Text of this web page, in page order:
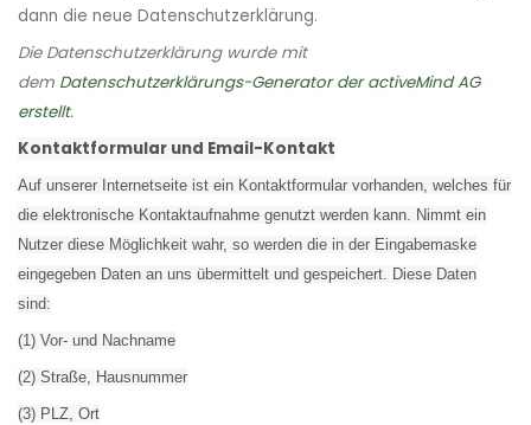
dann die neue Datenschutzerklärung.
Die Datenschutzerklärung wurde mit
dem Datenschutzerklärungs-Generator der activeMind AG
erstellt.
Kontaktformular und Email-Kontakt
Auf unserer Internetseite ist ein Kontaktformular vorhanden, welches für
die elektronische Kontaktaufnahme genutzt werden kann. Nimmt ein
Nutzer diese Möglichkeit wahr, so werden die in der Eingabemaske
eingegeben Daten an uns übermittelt und gespeichert. Diese Daten
sind:
(1) Vor- und Nachname
(2) Straße, Hausnummer
(3) PLZ, Ort